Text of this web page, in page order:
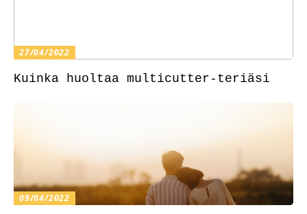
27/04/2022
Kuinka huoltaa multicutter-teriäsi
09/04/2022